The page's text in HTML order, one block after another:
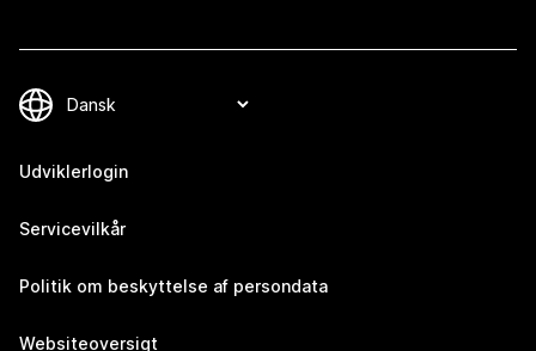
Udviklerlogin
Servicevilkår
Politik om beskyttelse af persondata
Websiteoversigt